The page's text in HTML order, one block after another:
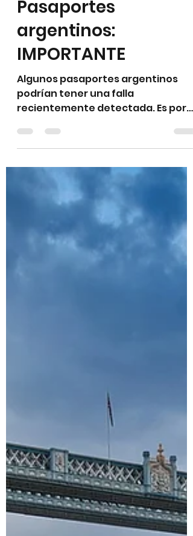
Well Done Travel
24 sept 2025
1 min de lectura
Pasaportes
IMPORTANTE
Algunos pasaportes argentinos
podrían tener una falla
recientemente detectada. Es por
ello que es recomendable que sean
verificados todos...